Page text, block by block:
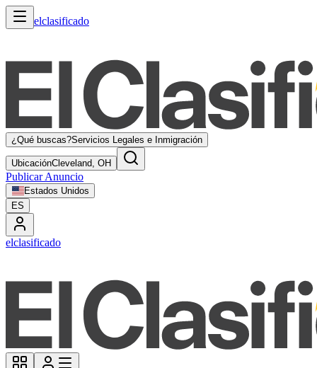
elclasificado
¿Qué buscas?Servicios Legales e Inmigración
UbicaciónCleveland, OH
Publicar Anuncio
Estados Unidos
ES
elclasificado